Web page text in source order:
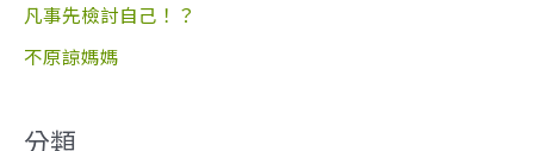
凡事先檢討自己！？
不原諒媽媽
分類